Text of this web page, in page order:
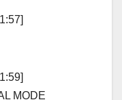
MODE